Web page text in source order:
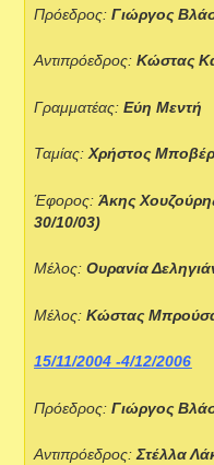
Πρόεδρος:Γιώργος
Αντιπρόεδρος:Κώστας
Γραμματέας:Εύη Μεντή
Ταμίας:Χρήστος
Έφορος:Άκης
30/10/03)
Μέλος:Ουρανία
Μέλος:Κώστας
15/11/2004 -4/12/2006
Πρόεδρος:Γιώργος
Αντιπρόεδρος:Στέλλα